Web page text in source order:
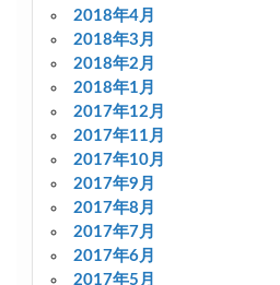
2018年4月
2018年3月
2018年2月
2018年1月
2017年12月
2017年11月
2017年10月
2017年9月
2017年8月
2017年7月
2017年6月
2017年5月